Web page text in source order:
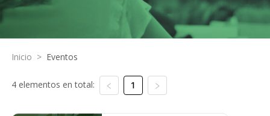
Inicio > Eventos
4 elementos en total: 1